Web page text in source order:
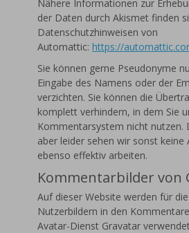
Nähere Informationen zur
der Daten durch Akismet finden
Datenschutzhinweisen von
Automattic: https://
Sie können gerne Pseudonyme
Eingabe des Namens oder der
verzichten. Sie können die
komplett verhindern, in dem Sie
Kommentarsystem nicht nutzen.
aber leider sehen wir sonst keine
ebenso effektiv arbeiten.
Kommentarbilder von
Auf dieser Website werden für
Nutzerbildern in den
Avatar-Dienst Gravatar